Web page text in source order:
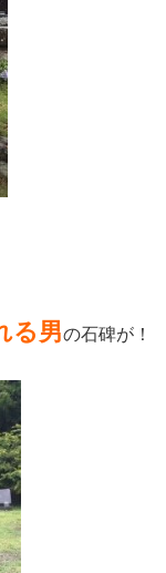
る男の石碑が！